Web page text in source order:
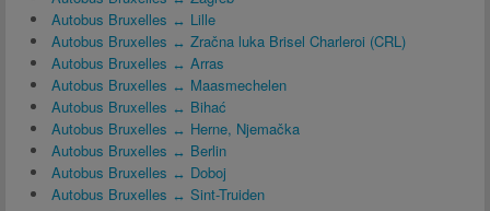
Autobus Bruxelles ↔ Lille
Autobus Bruxelles ↔ Zračna luka Brisel Charleroi (CRL)
Autobus Bruxelles ↔ Arras
Autobus Bruxelles ↔ Maasmechelen
Autobus Bruxelles ↔ Bihać
Autobus Bruxelles ↔ Herne, Njemačka
Autobus Bruxelles ↔ Berlin
Autobus Bruxelles ↔ Doboj
Autobus Bruxelles ↔ Sint-Truiden